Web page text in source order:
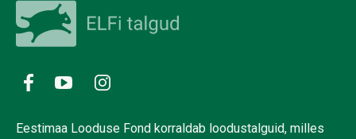
Eestimaa Looduse Fond korraldab loodustalguid, milles